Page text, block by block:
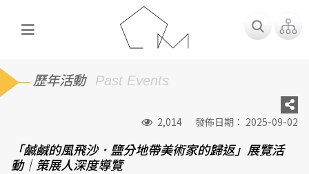
歷年活動 Past Events
2,014 發佈日期： 2025-09-02
「鹹鹹的風飛沙．鹽分地帶美術家的歸返」展覽活
動｜策展人深度導覽